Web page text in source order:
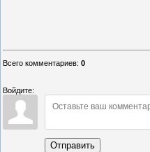
Всего комментариев: 0
Войдите:
Отправить